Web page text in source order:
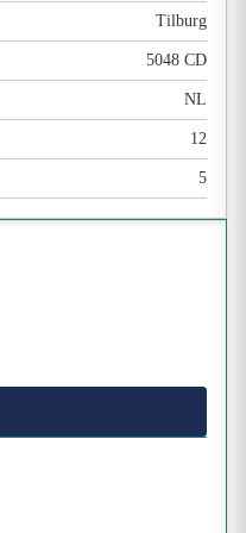
Tilburg
5048 CD
NL
12
5